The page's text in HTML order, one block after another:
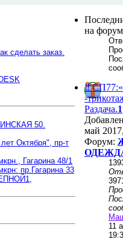
сделать заказ.
50.
Октября", пр-т
Гагарина 48/1
пр.Гагарина 33
на
‼
-
Раздача.1
май
Форум:
11